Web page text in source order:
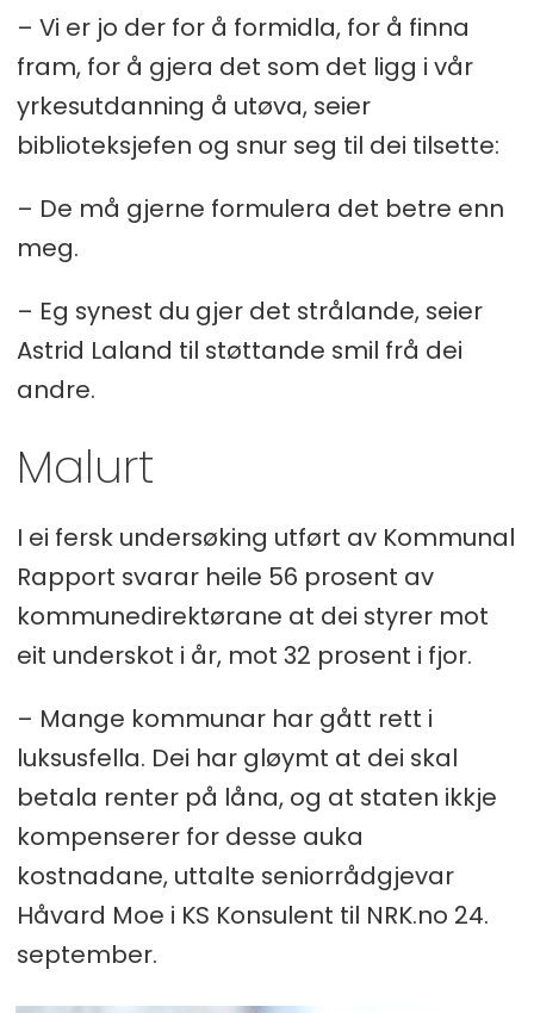
– Vi er jo der for å formidla, for å finna
fram, for å gjera det som det ligg i vår
yrkesutdanning å utøva, seier
biblioteksjefen og snur seg til dei tilsette:
– De må gjerne formulera det betre enn
meg.
– Eg synest du gjer det strålande, seier
Astrid Laland til støttande smil frå dei
andre.
Malurt
I ei fersk undersøking utført av Kommunal
Rapport svarar heile 56 prosent av
kommunedirektørane at dei styrer mot
eit underskot i år, mot 32 prosent i fjor.
– Mange kommunar har gått rett i
luksusfella. Dei har gløymt at dei skal
betala renter på låna, og at staten ikkje
kompenserer for desse auka
kostnadane, uttalte seniorrådgjevar
Håvard Moe i KS Konsulent til NRK.no 24.
september.